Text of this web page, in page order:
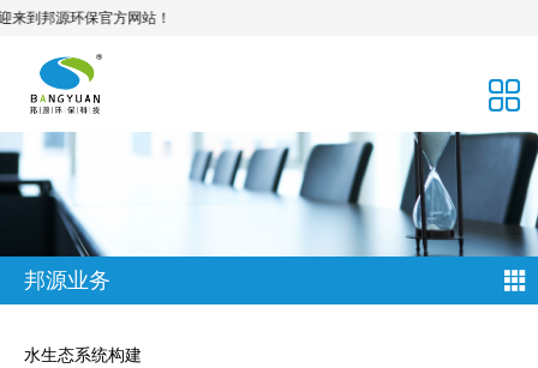
源环保官方网站！
邦源业务
水生态系统构建